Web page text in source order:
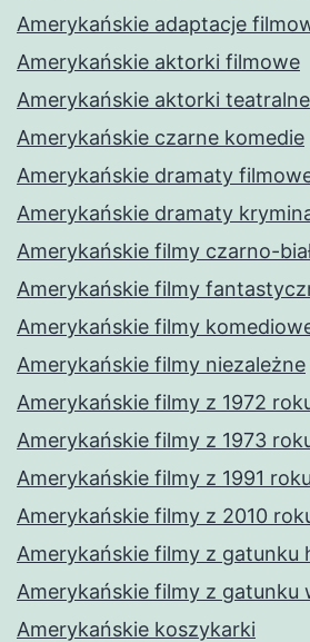
Amerykańskie adaptacje
Amerykańskie aktorki filmowe
Amerykańskie aktorki teatralne
Amerykańskie czarne komedie
Amerykańskie dramaty
Amerykańskie dramaty
Amerykańskie filmy czarno-
Amerykańskie filmy
Amerykańskie filmy
Amerykańskie filmy niezależne
Amerykańskie filmy z 1972
Amerykańskie filmy z 1973
Amerykańskie filmy z 1991 roku
Amerykańskie filmy z 2010
Amerykańskie filmy z gatunku
Amerykańskie filmy z gatunku
Amerykańskie koszykarki